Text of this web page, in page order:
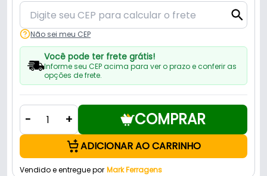
Não sei meu CEP
Você pode ter frete grátis!
Informe seu CEP acima para ver o prazo e conferir as
opções de frete.
- + COMPRAR
ADICIONAR AO CARRINHO
Vendido e entregue por Mark Ferragens